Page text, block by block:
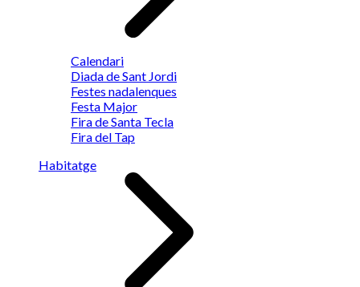
Calendari
Diada de Sant Jordi
Festes nadalenques
Festa Major
Fira de Santa Tecla
Fira del Tap
Habitatge